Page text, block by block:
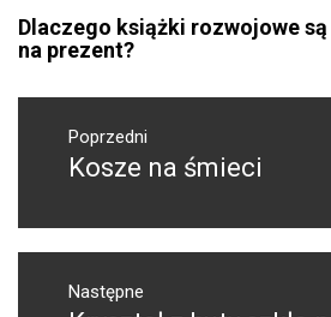
Dlaczego książki rozwojowe
na prezent?
Nawigacja
wpisuPoprzedni
Poprzedni
Kosze na śmieci
Następne